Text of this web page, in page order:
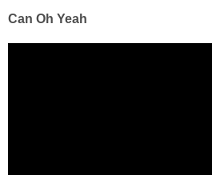
Can Oh Yeah